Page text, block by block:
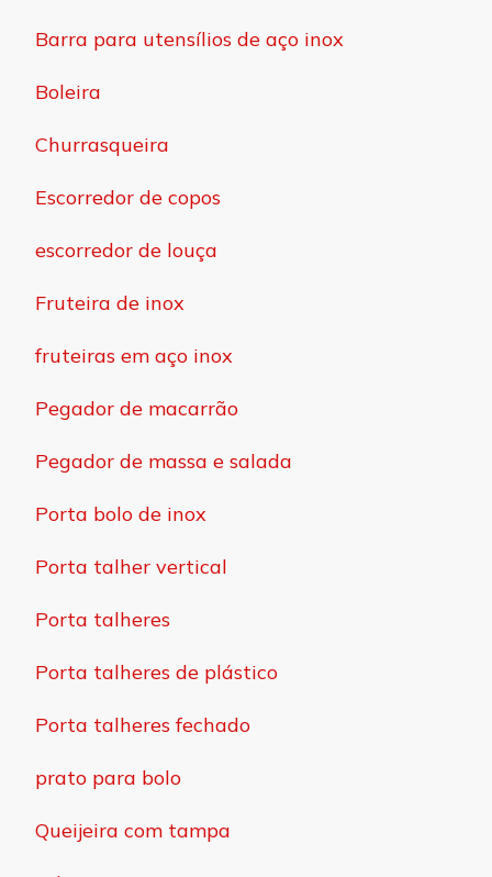
Barra para utensílios de aço inox
Boleira
Churrasqueira
Escorredor de copos
escorredor de louça
Fruteira de inox
fruteiras em aço inox
Pegador de macarrão
Pegador de massa e salada
Porta bolo de inox
Porta talher vertical
Porta talheres
Porta talheres de plástico
Porta talheres fechado
prato para bolo
Queijeira com tampa